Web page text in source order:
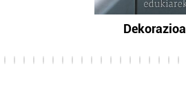
Dekorazioa